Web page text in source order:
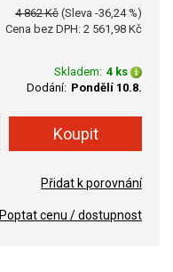
4 862 Kč (Sleva -36,24 %)
Cena bez DPH: 2 561,98 Kč
Skladem: 4 ks
Dodání: Pondělí 10.8.
Přidat k porovnání
Poptat cenu / dostupnost